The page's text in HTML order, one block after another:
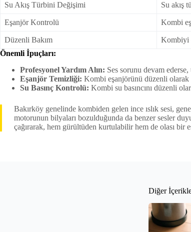
Su Akış Türbini Değişimi Su akış
Eşanjör Kontrolü Kombi
Düzenli Bakım
Kombiyi
Önemli İpuçları:
Profesyonel Yardım Alın: Ses sorunu devam
Eşanjör Temizliği: Kombi eşanjörünü düzenli olarak
Su Basınç Kontrolü: Kombi su basıncını düzenli
Bakırköy genelinde kombiden gelen ince ıslık sesi,
motorunun bilyaları bozulduğunda da benzer sesler
çağırarak, hem gürültüden kurtulabilir hem de olası
Diğer